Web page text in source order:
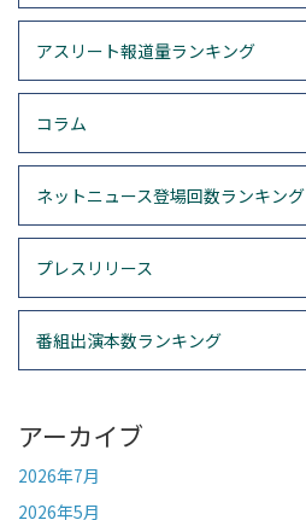
アスリート報道量ランキング
コラム
ネットニュース登場回数ランキング
プレスリリース
番組出演本数ランキング
アーカイブ
2026年7月
2026年5月